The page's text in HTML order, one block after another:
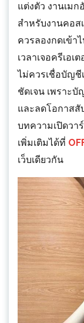
แต่งตัว งานเมก
สำหรับงานคอส
ควรลองกดเข้า
เวลาเจอครีเอ
ไม่ควรเชื่อบัญชี
ชัดเจน เพราะ
และลดโอกาส
บทความเปิดวา
เพิ่มเติมได้ที่
เว็บเดียวกัน